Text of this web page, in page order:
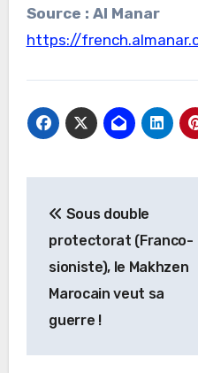
Source : Al Manar
https://
de
l’article
Sous double
protectorat (Franco-
sioniste), le Makhzen
Marocain veut sa
guerre !